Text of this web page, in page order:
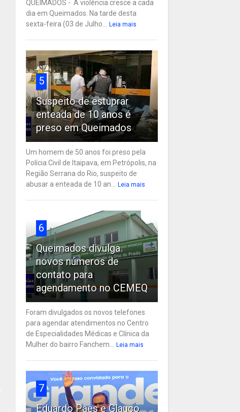
QUEIMADOS - A violência cresce a cada
dia em Queimados. Na tarde desta
sexta-feira (03 de Julho...
Leia mais
5
Suspeito de estuprar
enteada de 10 anos é
preso em Queimados
Um homem de 50 anos foi preso pela
Polícia Civil de Itaipava, em Petrópolis, na
Região Serrana do Rio, suspeito de
abusar a enteada de 10 an...
Leia mais
6
Queimados divulga
novos números de
contato para
agendamento no CEMEQ
Foram divulgados os novos telefones
para agendar atendimentos no Centro
de Especialidades Médicas e Clínica da
Mulher do bairro Fanchem...
Leia mais
7
Eduardo Paes e Glauco